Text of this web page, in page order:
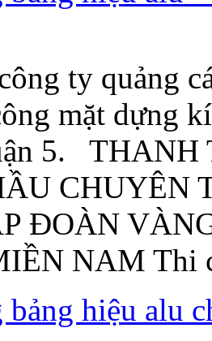
ty quảng
mặt dựng
5. THANH
CHUYÊN
ĐOÀN
NAM
hiệu alu